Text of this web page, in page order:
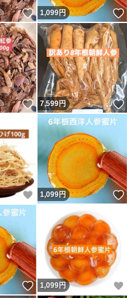
いいね！
1,099円
いいね！
7,599円
いいね！
1,099円
いいね！
1,099円